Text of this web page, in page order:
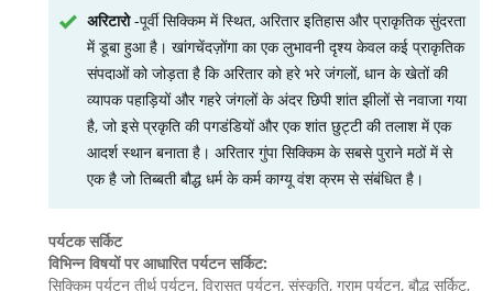
अरिटारो-पूर्वी सिक्किम में स्थित, अरितार इतिहास और प्राकृतिक सुंदरता
में डूबा हुआ है। खांगचेंदज़ोंगा का एक लुभावनी दृश्य केवल कई प्राकृतिक
संपदाओं को जोड़ता है कि अरितार को हरे भरे जंगलों, धान के खेतों की
व्यापक पहाड़ियों और गहरे जंगलों के अंदर छिपी शांत झीलों से नवाजा गया
है, जो इसे प्रकृति की पगडंडियों और एक शांत छुट्टी की तलाश में एक
आदर्श स्थान बनाता है। अरितार गुंपा सिक्किम के सबसे पुराने मठों में से
एक है जो तिब्बती बौद्ध धर्म के कर्म काग्यू वंश क्रम से संबंधित है।
पर्यटक सर्किट
विभिन्न विषयों पर आधारित पर्यटन सर्किट:
सिक्किम पर्यटन तीर्थ पर्यटन, विरासत पर्यटन, संस्कृति, ग्राम पर्यटन, बौद्ध सर्किट,